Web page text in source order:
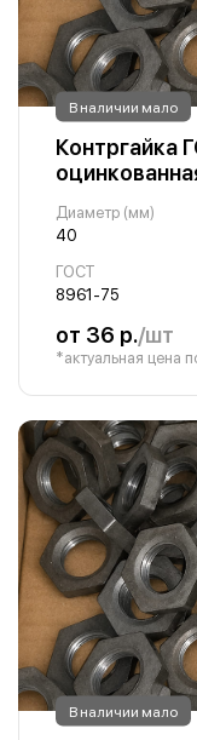
В наличии мало
Контргайка
Диаметр (мм)
40
ГОСТ
8961-75
от 36 р./шт
*актуальная цена
В наличии мало